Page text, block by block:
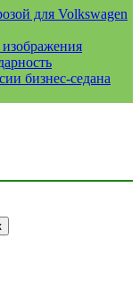
для Volkswagen
бизнес-седана